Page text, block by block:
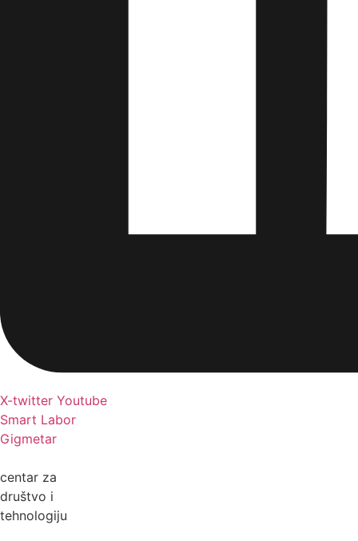
X-twitter Youtube
Smart Labor
Gigmetar
centar za
društvo i
tehnologiju